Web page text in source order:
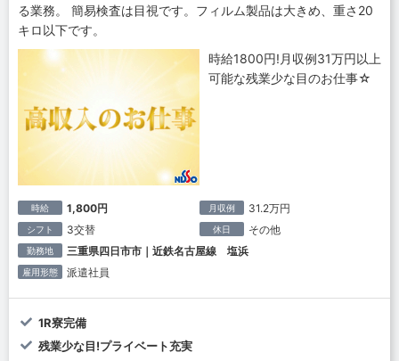
る業務。 簡易検査は目視です。フィルム製品は大きめ、重さ20
キロ以下です。
時給1800円!月収例31万円以上
可能な残業少な目のお仕事☆
時給 1,800円 月収例 31.2万円
シフト 3交替 休日 その他
勤務地 三重県四日市市｜近鉄名古屋線 塩浜
雇用形態 派遣社員
1R寮完備
残業少な目!プライベート充実